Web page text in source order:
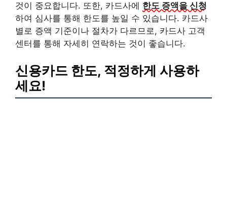
것이 중요합니다. 또한, 카드사에 한도 증액을 신청
하여 심사를 통해 한도를 높일 수 있습니다. 카드사
별로 증액 기준이나 절차가 다르므로, 카드사 고객
센터를 통해 자세히 연락하는 것이 좋습니다.
신용카드 한도, 적정하게 사용하
세요!